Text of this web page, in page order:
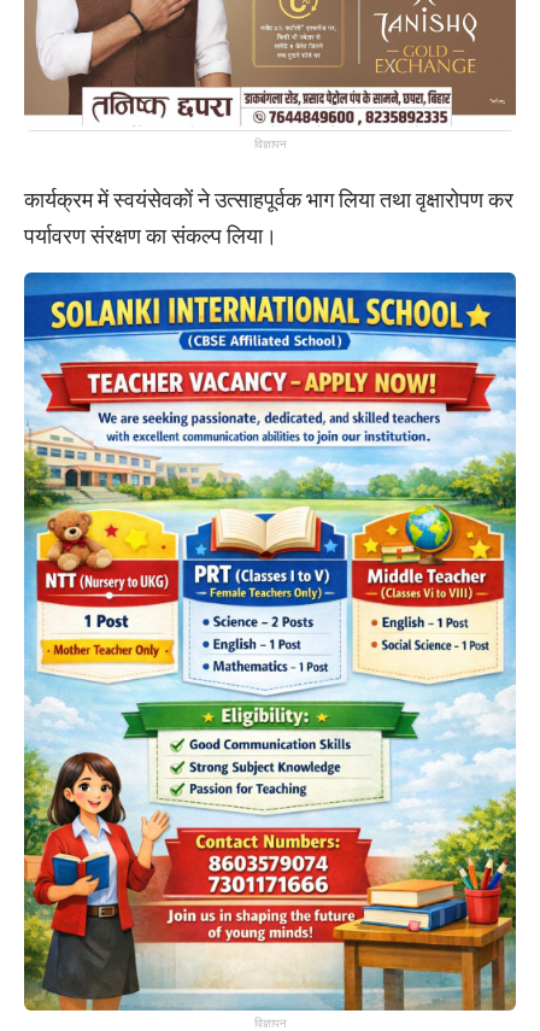
विज्ञापन
कार्यक्रम में स्वयंसेवकों ने उत्साहपूर्वक भाग लिया तथा वृक्षारोपण कर
पर्यावरण संरक्षण का संकल्प लिया।
विज्ञापन